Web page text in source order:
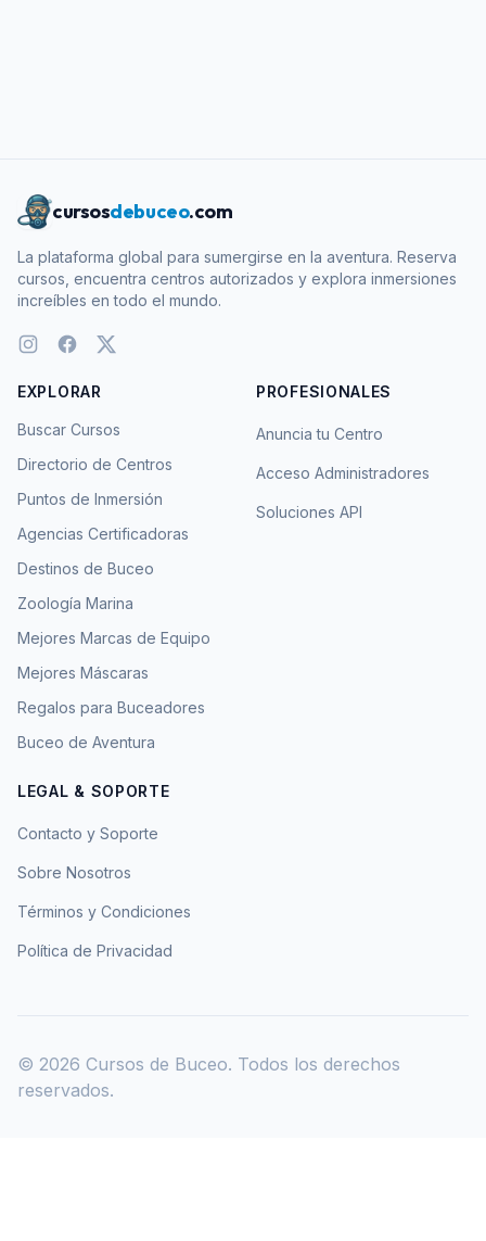
cursosdebuceo.com
La plataforma global para sumergirse en la aventura. Reserva
cursos, encuentra centros autorizados y explora inmersiones
increíbles en todo el mundo.
EXPLORAR
Buscar Cursos
Directorio de Centros
Puntos de Inmersión
Agencias Certificadoras
Destinos de Buceo
Zoología Marina
Mejores Marcas de Equipo
Mejores Máscaras
Regalos para Buceadores
Buceo de Aventura
PROFESIONALES
Anuncia tu Centro
Acceso Administradores
Soluciones API
LEGAL & SOPORTE
Contacto y Soporte
Sobre Nosotros
Términos y Condiciones
Política de Privacidad
© 2026 Cursos de Buceo. Todos los derechos
reservados.